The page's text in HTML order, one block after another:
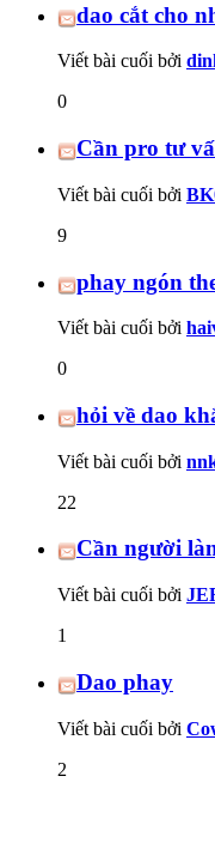
dao cắt cho
Viết bài cuối bởi
0
Cần pro tư
Viết bài cuối bởi
9
phay ngón
Viết bài cuối bởi
0
hỏi về dao
Viết bài cuối bởi
22
Cần người
Viết bài cuối bởi
1
Dao phay
Viết bài cuối bởi
2